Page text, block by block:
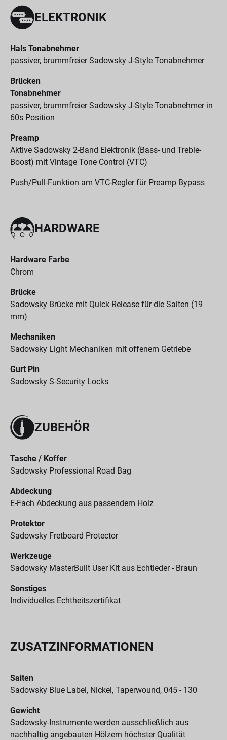
ELEKTRONIK
Hals Tonabnehmer
passiver, brummfreier Sadowsky J-Style Tonabnehmer
Brücken
Tonabnehmer
passiver, brummfreier Sadowsky J-Style Tonabnehmer in
60s Position
Preamp
Aktive Sadowsky 2-Band Elektronik (Bass- und Treble-
Boost) mit Vintage Tone Control (VTC)
Push/Pull-Funktion am VTC-Regler für Preamp Bypass
HARDWARE
Hardware Farbe
Chrom
Brücke
Sadowsky Brücke mit Quick Release für die Saiten (19
mm)
Mechaniken
Sadowsky Light Mechaniken mit offenem Getriebe
Gurt Pin
Sadowsky S-Security Locks
ZUBEHÖR
Tasche / Koffer
Sadowsky Professional Road Bag
Abdeckung
E-Fach Abdeckung aus passendem Holz
Protektor
Sadowsky Fretboard Protector
Werkzeuge
Sadowsky MasterBuilt User Kit aus Echtleder - Braun
Sonstiges
Individuelles Echtheitszertifikat
ZUSATZINFORMATIONEN
Saiten
Sadowsky Blue Label, Nickel, Taperwound, 045 - 130
Gewicht
Sadowsky-Instrumente werden ausschließlich aus
nachhaltig angebauten Hölzern höchster Qualität